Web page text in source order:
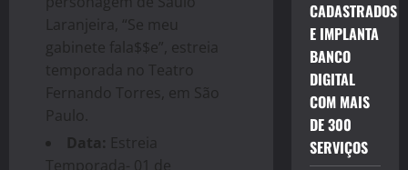
Laranjeira, “Se meu
gabinete fala$$e”, estreia
temporada no Teatro
Fernando Torres, em São
Paulo.
Data: Estreia
Temporada- 01 de
CADASTRADOS
E IMPLANTA
BANCO
DIGITAL
COM MAIS
DE 300
SERVIÇOS